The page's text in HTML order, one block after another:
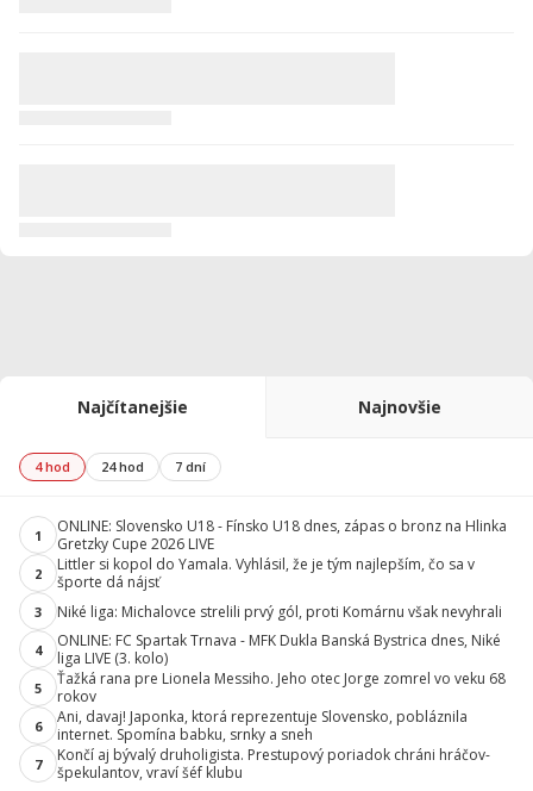
Najčítanejšie Najnovšie
4 hod 24 hod 7 dní
1
ONLINE: Slovensko U18 - Fínsko U18 dnes, zápas o bronz na Hlinka
Gretzky Cupe 2026 LIVE
2
Littler si kopol do Yamala. Vyhlásil, že je tým najlepším, čo sa v
športe dá nájsť
3 Niké liga: Michalovce strelili prvý gól, proti Komárnu však nevyhrali
4
ONLINE: FC Spartak Trnava - MFK Dukla Banská Bystrica dnes, Niké
liga LIVE (3. kolo)
5
Ťažká rana pre Lionela Messiho. Jeho otec Jorge zomrel vo veku 68
rokov
6
Ani, davaj! Japonka, ktorá reprezentuje Slovensko, pobláznila
internet. Spomína babku, srnky a sneh
7
Končí aj bývalý druholigista. Prestupový poriadok chráni hráčov-
špekulantov, vraví šéf klubu